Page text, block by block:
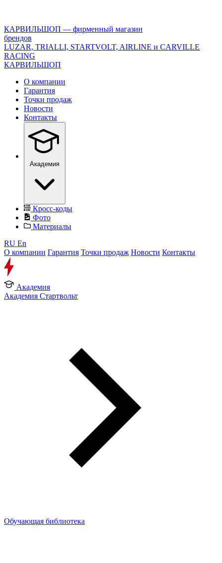
version="1.0"
encoding="utf-
8"?
>
КАРВИЛЬШОП — фирменный магазин
брендов
LUZAR, TRIALLI, STARTVOLT, AIRLINE и CARVILLE
RACING
КАРВИЛЬШОП
О компании
Гарантия
Точки продаж
Новости
Контакты
Академия
Кросс-коды
Фото
Материалы
RU En
О компании Гарантия Точки продаж Новости Контакты
Академия
Академия Стартвольт
Обучающая библиотека